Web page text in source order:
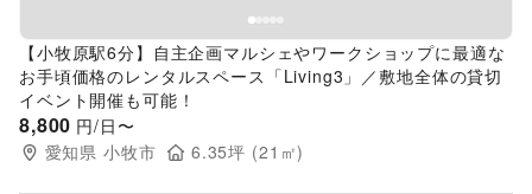
【小牧原駅6分】自主企画マルシェやワークショップに最適な
お手頃価格のレンタルスペース「Living3」／敷地全体の貸切
イベント開催も可能！
8,800 円/日〜
愛知県 小牧市 6.35坪 (21 ㎡)